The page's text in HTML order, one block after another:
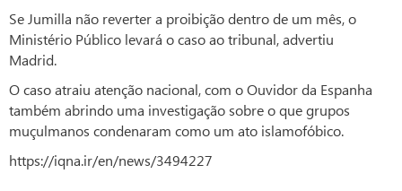
Se Jumilla não reverter a proibição dentro de um mês, o
Ministério Público levará o caso ao tribunal, advertiu
Madrid.
O caso atraiu atenção nacional, com o Ouvidor da Espanha
também abrindo uma investigação sobre o que grupos
muçulmanos condenaram como um ato islamofóbico.
https://iqna.ir/en/news/3494227